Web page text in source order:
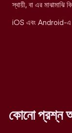
স্থায়ী, বা এর মাঝামাঝি
iOS এবং Android-এ
কোনো প্রশ্ন